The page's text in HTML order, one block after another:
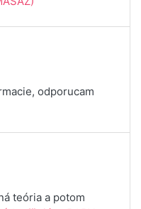
odporucam
teória a potom